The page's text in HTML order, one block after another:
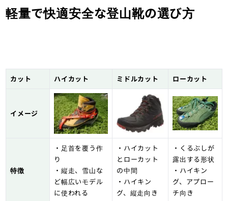
シリオ P.F.156-2
軽量で快適安全な登山靴の選び方
カット ハイカット ミドルカット ローカット
イメージ
特徴
・足首を覆う作
り
・縦走、雪山な
ど幅広いモデル
に使われる
・ハイカット
とローカット
の中間
・ハイキン
グ、縦走向き
・くるぶしが
露出する形状
・ハイキン
グ、アプロー
チ向き